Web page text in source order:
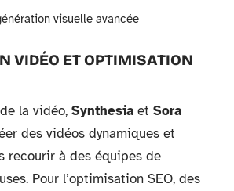
visuelle avancée
VIDÉO ET OPTIMISATION
la vidéo, Synthesia et Sora
des vidéos dynamiques et
recourir à des équipes de
Pour l’optimisation SEO, des